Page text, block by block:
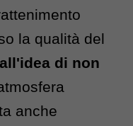
la qualità del
di non
anche